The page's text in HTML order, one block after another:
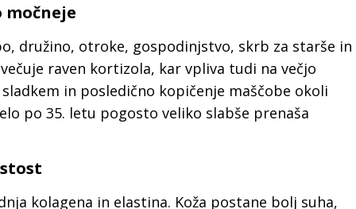
družino, otroke, gospodinjstvo, skrb za starše in
raven kortizola, kar vpliva tudi na večjo
in posledično kopičenje maščobe okoli
po 35. letu pogosto veliko slabše prenaša
kolagena in elastina. Koža postane bolj suha,